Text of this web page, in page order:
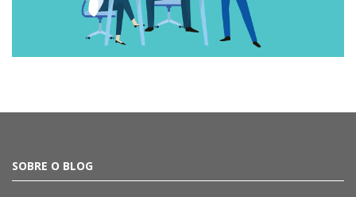
SOBRE O BLOG